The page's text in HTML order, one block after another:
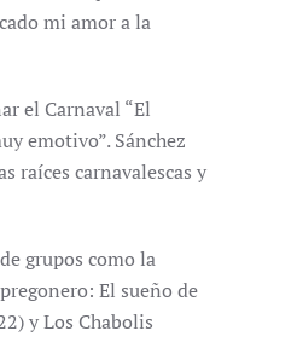
mi amor a la
el Carnaval “El
emotivo”. Sánchez
raíces carnavalescas y
grupos como la
El sueño de
y Los Chabolis